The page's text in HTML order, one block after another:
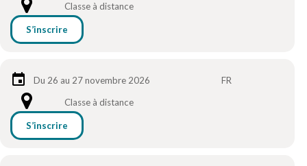
Classe à distance
S’inscrire
Du 26 au 27 novembre 2026
FR
Classe à distance
S’inscrire